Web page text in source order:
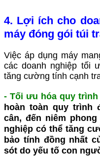
4. Lợi ích cho
máy đóng gói túi
Việc áp dụng máy
các doanh nghiệp tối
tăng cường tính cạnh
- Tối ưu hóa quy
hoàn toàn quy trình
cân, đến niêm
nghiệp có thể tăng
bảo tính đồng nhất
sót do yếu tố con